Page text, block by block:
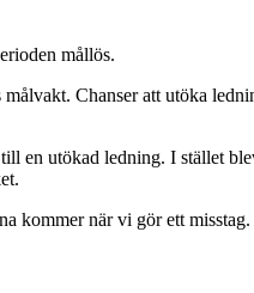
mållös.
Chanser att utöka
en utökad ledning. I stället
kommer när vi gör ett